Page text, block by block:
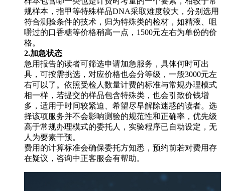
规样本，指甲等特殊样品DNA采取难度较大，分别选用
符合测验条件的技术，归为特殊类的检材，如精液、咀
嚼过的口香糖等价格稍高一点，1500元左右为单份的价
格。
2.加急状态
急用报告的读者可筛选申请加急服务，具体何时可出
具，可按需挑选，对应价格也会分等级，一般3000元左
右可以了。依照受检人数量计费的标准与常规办理模式
相一样，若提交的样品包含特殊类，也会引致价钱增
多，适用于时间较紧迫、希望尽早解除迷惑的读者。选
择该项服务并不会影响测验的规范性和正确率，优先级
高于常规办理模式的委托人，实验程序已自动设定，无
人为要素干预。
费用的计算标准会确保委托方知悉，预约前若对费用存
在疑议，咨询中正客服会有帮助。